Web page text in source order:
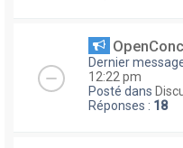
Dernier
12:22 pm
Posté dans
Réponses : 18